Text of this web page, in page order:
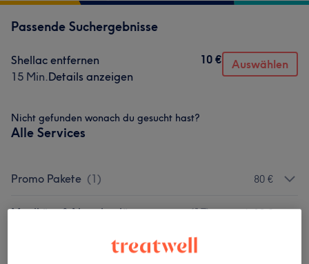
Passende Suchergebnisse
Shellac entfernen
15 Min.Details anzeigen
10 € Auswählen
Nicht gefunden wonach du gesucht hast?
Alle Services
Promo Pakete (1) 80 €
Maniküre & Nagelverlängerungen (17) ab 10 €